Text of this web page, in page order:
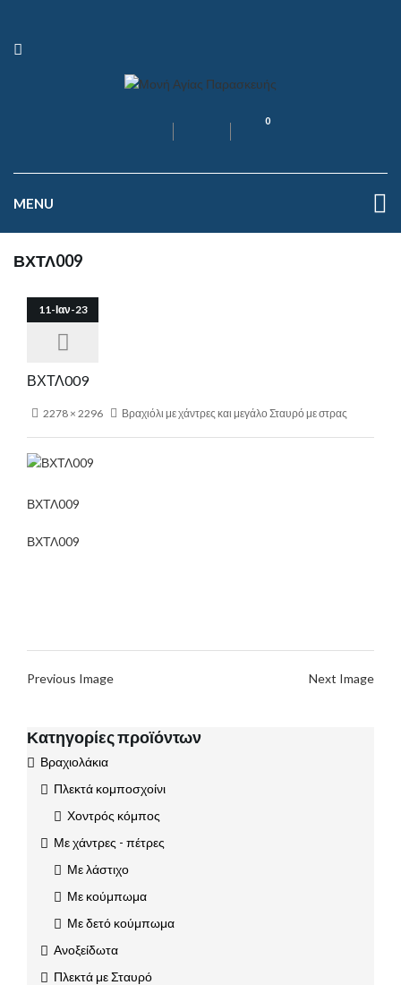
0
MENU
ΒΧΤΛ009
11-Ιαν-23
ΒΧΤΛ009
2278 × 2296 Βραχιόλι με χάντρες και μεγάλο Σταυρό με στρας
ΒΧΤΛ009
ΒΧΤΛ009
Previous Image Next Image
Κατηγορίες προϊόντων
Βραχιολάκια
Πλεκτά κομποσχοίνι
Χοντρός κόμπος
Με χάντρες - πέτρες
Με λάστιχο
Με κούμπωμα
Με δετό κούμπωμα
Ανοξείδωτα
Πλεκτά με Σταυρό